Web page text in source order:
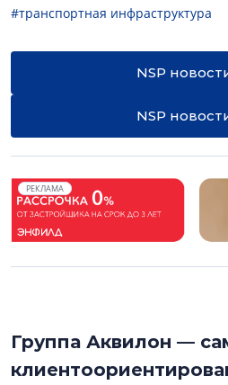
#транспортная инфраструктура
NSP
NSP
РЕКЛАМА
Группа Аквилон —